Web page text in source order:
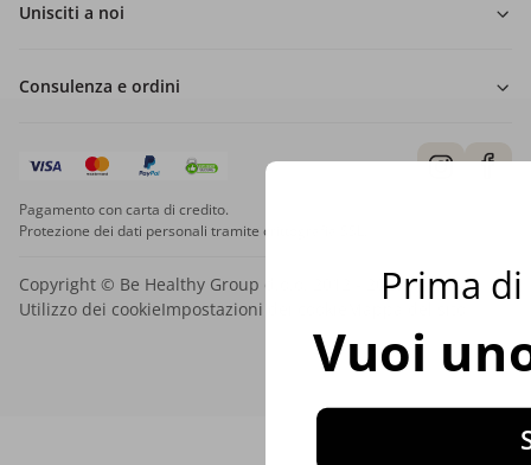
Unisciti a noi
Consulenza e ordini
Pagamento con carta di credito.
Protezione dei dati personali tramite crittografia SSL.
Copyright © Be Healthy Group d.o.o. 2012 - 2026
Utilizzo dei cookieImpostazioni dei cookie
Prima
Vuoi